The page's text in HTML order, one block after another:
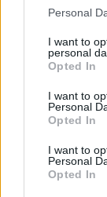
Personal
I want to
personal
Opted In
I want to
Personal
Opted In
I want to
Personal
Opted In
Răzbunarea
Anarhista
beizadea
de ani,
beat și fuge
și de